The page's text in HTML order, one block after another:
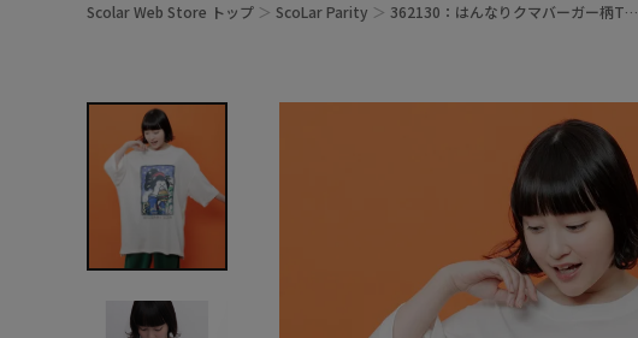
Scolar Web Store トップ ScoLar Parity 362130：はんなりクマバーガー柄T…